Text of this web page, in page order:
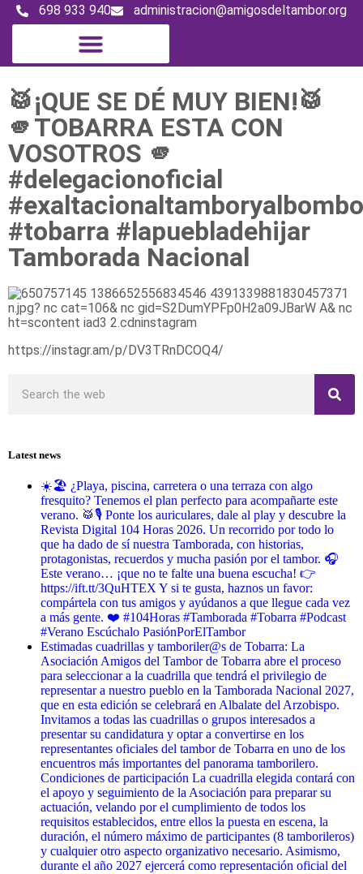
698 933 940 administracion@amigosdeltambor.org
🥁¡QUE SE DÉ MUY BIEN!🥁
🫵TOBARRA ESTA CON
VOSOTROS 🫵
#delegacionoficial
#exaltacionaltamboryalbombo
#tobarra #lapuebladehijar
Tamborada Nacional
https://instagr.am/p/DV3TRnDCOQ4/
Latest news
☀️🏖️ ¿Playa, piscina, carretera o una terraza con algo
fresquito? Tenemos el plan perfecto para acompañarte este
verano. 🥁🎙️ Ponte los auriculares, dale al play y descubre la
Revista Digital 104 Horas 2026. Un recorrido por todo lo
que ha dado de sí nuestra Tamborada, con historias,
protagonistas, recuerdos y mucha pasión por el tambor. 🎧
Este verano… ¡que no te falte una buena escucha! 👉
https://ift.tt/3QuHTEX Y si te gusta, haznos un favor:
compártela con tus amigos y ayúdanos a que llegue cada vez
a más gente. ❤️ #104Horas #Tamborada #Tobarra #Podcast
#Verano Escúchalo PasiónPorElTambor
Estimadas cuadrillas y tamboriler@s de Tobarra: La
Asociación Amigos del Tambor de Tobarra abre el proceso
para seleccionar a la cuadrilla que tendrá el privilegio de
representar a nuestro pueblo en la Tamborada Nacional 2027,
que en esta edición se celebrará en Albalate del Arzobispo.
Invitamos a todas las cuadrillas o grupos interesados a
presentar su candidatura y optar a convertirse en los
representantes oficiales del tambor de Tobarra en uno de los
encuentros más importantes del panorama tamborilero.
Condiciones de participación La cuadrilla elegida contará con
el apoyo y seguimiento de la Asociación para preparar su
actuación, velando por el cumplimiento de todos los
requisitos establecidos, entre ellos la puesta en escena, la
duración, el número máximo de participantes (8 tamborileros)
y cualquier otro aspecto organizativo necesario. Asimismo,
durante el año 2027 ejercerá como representación oficial del